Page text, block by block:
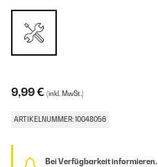
9,99 € (inkl. MwSt.)
ARTIKELNUMMER: 10048056
Bei Verfügbarkeit informieren.